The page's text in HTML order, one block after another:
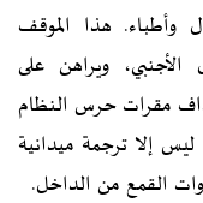
وأطباء. هذا الموقف
ويراهن على
مقرات حرس النظام
الإيراني وميليشيا الباسيج في مارس 2026 ليس إلا ترجمة ميدانية
القمع من الداخل.